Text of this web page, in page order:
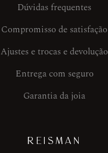
Dúvidas frequentes
Compromisso de satisfação
Ajustes e trocas e devolução
Entrega com seguro
Garantia da joia
REISMAN